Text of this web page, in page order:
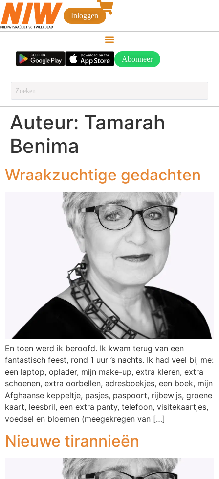
Inloggen
Abonneer
Auteur: Tamarah
Benima
Wraakzuchtige gedachten
En toen werd ik beroofd. Ik kwam terug van een
fantastisch feest, rond 1 uur ’s nachts. Ik had veel bij me:
een laptop, oplader, mijn make-up, extra kleren, extra
schoenen, extra oorbellen, adresboekjes, een boek, mijn
Afghaanse keppeltje, pasjes, paspoort, rijbewijs, groene
kaart, leesbril, een extra panty, telefoon, visitekaartjes,
voedsel en bloemen (meegekregen van […]
Nieuwe tirannieën